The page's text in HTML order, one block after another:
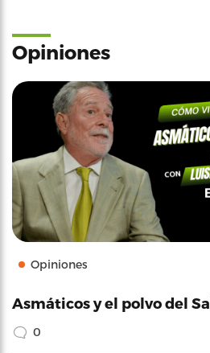
Opiniones
Opiniones
Asmáticos y el polvo del
0